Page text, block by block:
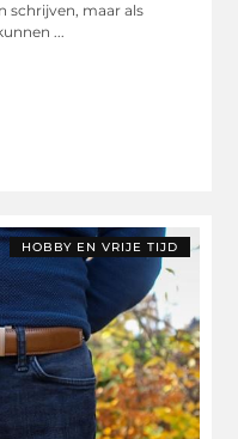
schrijven, maar als
...
HOBBY EN VRIJE TIJD